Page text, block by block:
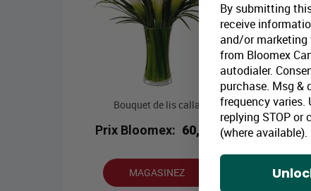
Bouquet de lis calla
Prix Bloomex: 60,99 $
MAGASINEZ
By submitting
receive
and/or marketing
from Bloomex
autodialer.
purchase. Msg &
frequency varies.
replying STOP
(where available).